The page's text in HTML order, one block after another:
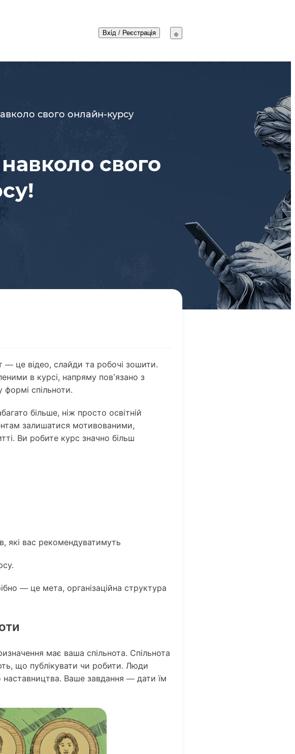
Вхід / Реєстрація
свого онлайн-курсу
свого
— це відео, слайди та робочі зошити.
в курсі, напряму пов’язано з
спільноти.
більше, ніж просто освітній
залишатися мотивованими,
Ви робите курс значно більш
які вас рекомендуватимуть
— це мета, організаційна структура
має ваша спільнота. Спільнота
що публікувати чи робити. Люди
наставництва. Ваше завдання — дати їм